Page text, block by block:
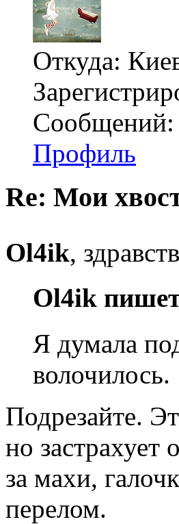
Откуда:
Сообщений:
Профиль
Re: Мои
Ol4ik,
Ol4ik
Я думала
волочилось.
Подрезайте.
но
за махи,
перелом.